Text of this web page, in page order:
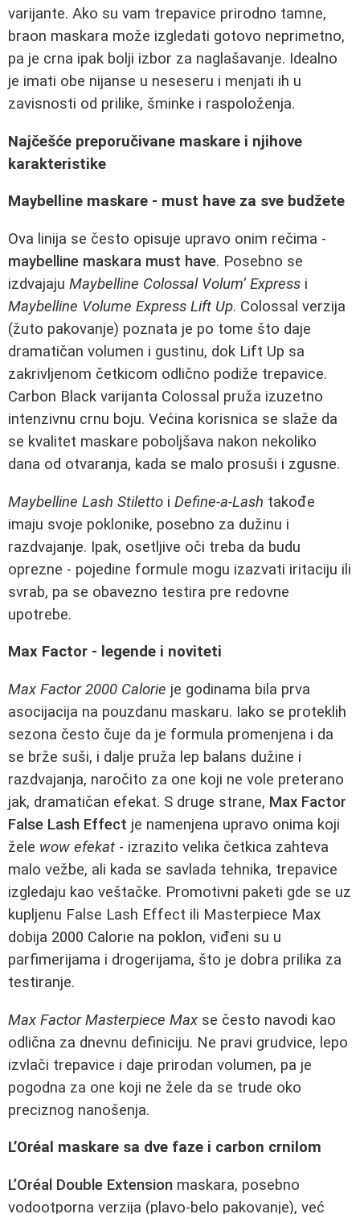
varijante. Ako su vam trepavice prirodno tamne,
braon maskara može izgledati gotovo neprimetno,
pa je crna ipak bolji izbor za naglašavanje. Idealno
je imati obe nijanse u neseseru i menjati ih u
zavisnosti od prilike, šminke i raspoloženja.
Najčešće preporučivane maskare i njihove
karakteristike
Maybelline maskare - must have za sve budžete
Ova linija se često opisuje upravo onim rečima -
maybelline maskara must have. Posebno se
izdvajaju Maybelline Colossal Volum’ Express i
Maybelline Volume Express Lift Up. Colossal verzija
(žuto pakovanje) poznata je po tome što daje
dramatičan volumen i gustinu, dok Lift Up sa
zakrivljenom četkicom odlično podiže trepavice.
Carbon Black varijanta Colossal pruža izuzetno
intenzivnu crnu boju. Većina korisnica se slaže da
se kvalitet maskare poboljšava nakon nekoliko
dana od otvaranja, kada se malo prosuši i zgusne.
Maybelline Lash Stiletto i Define-a-Lash takođe
imaju svoje poklonike, posebno za dužinu i
razdvajanje. Ipak, osetljive oči treba da budu
oprezne - pojedine formule mogu izazvati iritaciju ili
svrab, pa se obavezno testira pre redovne
upotrebe.
Max Factor - legende i noviteti
Max Factor 2000 Calorie je godinama bila prva
asocijacija na pouzdanu maskaru. Iako se proteklih
sezona često čuje da je formula promenjena i da
se brže suši, i dalje pruža lep balans dužine i
razdvajanja, naročito za one koji ne vole preterano
jak, dramatičan efekat. S druge strane, Max Factor
False Lash Effect je namenjena upravo onima koji
žele wow efekat - izrazito velika četkica zahteva
malo vežbe, ali kada se savlada tehnika, trepavice
izgledaju kao veštačke. Promotivni paketi gde se uz
kupljenu False Lash Effect ili Masterpiece Max
dobija 2000 Calorie na poklon, viđeni su u
parfimerijama i drogerijama, što je dobra prilika za
testiranje.
Max Factor Masterpiece Max se često navodi kao
odlična za dnevnu definiciju. Ne pravi grudvice, lepo
izvlači trepavice i daje prirodan volumen, pa je
pogodna za one koji ne žele da se trude oko
preciznog nanošenja.
L’Oréal maskare sa dve faze i carbon crnilom
L’Oréal Double Extension maskara, posebno
vodootporna verzija (plavo-belo pakovanje), već